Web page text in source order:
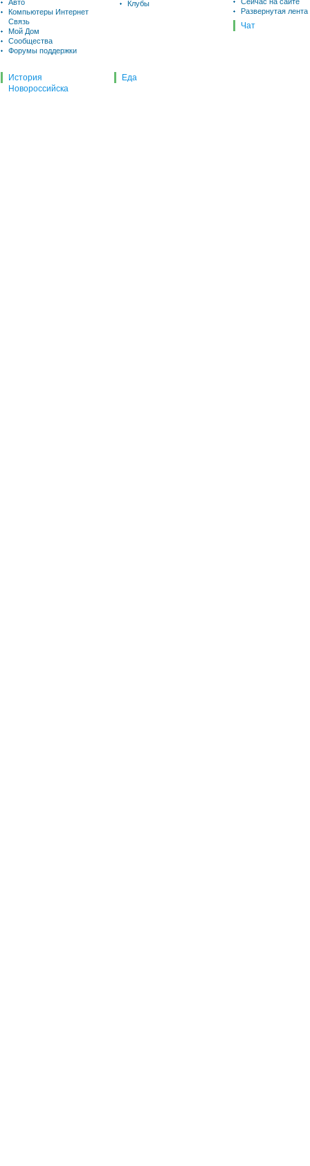
Авто
Компьютеры Интернет
Связь
Мой Дом
Сообщества
Форумы поддержки
Клубы
Развернутая лента
Чат
История
Новороссийска
Еда